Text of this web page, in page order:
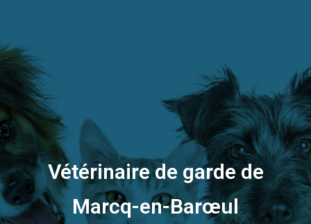
Vétérinaire de garde de
Marcq-en-Barœul